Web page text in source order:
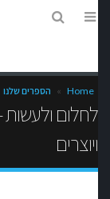
Home
» הספרים שלנו »
ויוצרים